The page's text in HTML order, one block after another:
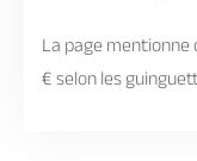
La page mentionne
€ selon les